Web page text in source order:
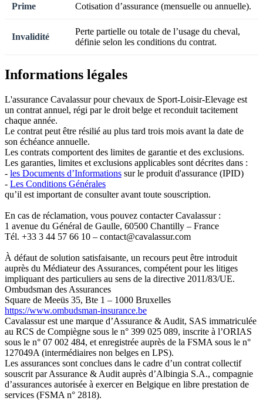
Prime Cotisation d’assurance (mensuelle ou annuelle).
Invalidité
Perte partielle ou totale de l’usage du cheval,
définie selon les conditions du contrat.
Informations légales
L'assurance Cavalassur pour chevaux de Sport-Loisir-Elevage est
un contrat annuel, régi par le droit belge et reconduit tacitement
chaque année.
Le contrat peut être résilié au plus tard trois mois avant la date de
son échéance annuelle.
Les contrats comportent des limites de garantie et des exclusions.
Les garanties, limites et exclusions applicables sont décrites dans :
- les Documents d’Informations sur le produit d'assurance (IPID)
- Les Conditions Générales
qu’il est important de consulter avant toute souscription.
En cas de réclamation, vous pouvez contacter Cavalassur :
1 avenue du Général de Gaulle, 60500 Chantilly – France
Tél. +33 3 44 57 66 10 – contact@cavalassur.com
À défaut de solution satisfaisante, un recours peut être introduit
auprès du Médiateur des Assurances, compétent pour les litiges
impliquant des particuliers au sens de la directive 2011/83/UE.
Ombudsman des Assurances
Square de Meeüs 35, Bte 1 – 1000 Bruxelles
https://www.ombudsman-insurance.be
Cavalassur est une marque d’Assurance & Audit, SAS immatriculée
au RCS de Compiègne sous le n° 399 025 089, inscrite à l’ORIAS
sous le n° 07 002 484, et enregistrée auprès de la FSMA sous le n°
127049A (intermédiaires non belges en LPS).
Les assurances sont conclues dans le cadre d’un contrat collectif
souscrit par Assurance & Audit auprès d’Albingia S.A., compagnie
d’assurances autorisée à exercer en Belgique en libre prestation de
services (FSMA n° 2818).